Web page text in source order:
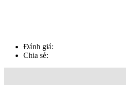
Đánh giá:
Chia sẻ: